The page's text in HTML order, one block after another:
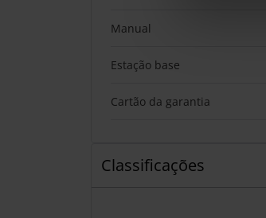
Manual
Estação base
Cartão da garantia
Classificações